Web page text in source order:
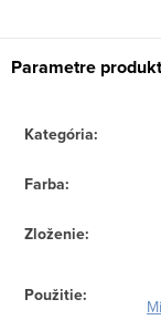
Parametre
Kategória:
Farba:
Zloženie:
Použitie: